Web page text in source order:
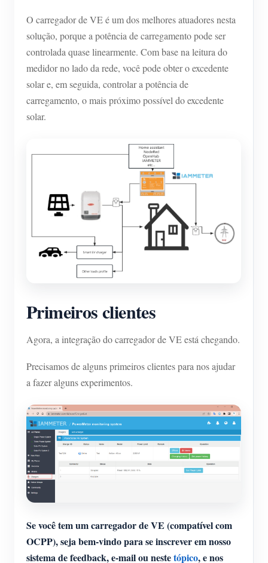
O carregador de VE é um dos melhores atuadores nesta
solução, porque a potência de carregamento pode ser
controlada quase linearmente. Com base na leitura do
medidor no lado da rede, você pode obter o excedente
solar e, em seguida, controlar a potência de
carregamento, o mais próximo possível do excedente
solar.
Primeiros clientes
Agora, a integração do carregador de VE está chegando.
Precisamos de alguns primeiros clientes para nos ajudar
a fazer alguns experimentos.
Se você tem um carregador de VE (compatível com
OCPP), seja bem-vindo para se inscrever em nosso
sistema de feedback, e-mail ou nestetópico, e nos